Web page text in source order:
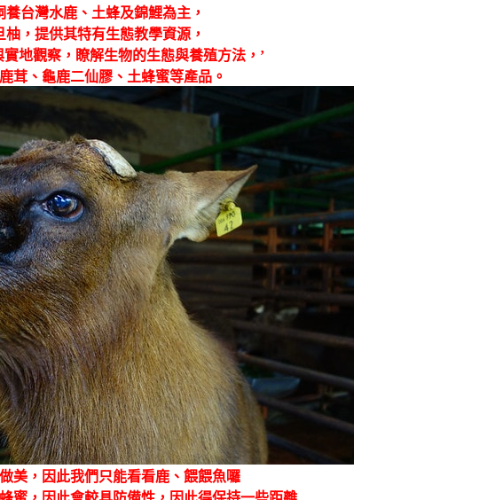
養台灣水鹿、土蜂及錦鯉為主，
柚，提供其特有生態教學資源，
地觀察，瞭解生物的生態與養殖方法，’
茸、龜鹿二仙膠、土蜂蜜等產品。
美，因此我們只能看看鹿、餵餵魚囉